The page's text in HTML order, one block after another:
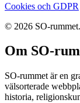
Cookies och GDPR
© 2026 SO-
Om SO-
SO-rummet är en
välsorterade
historia,